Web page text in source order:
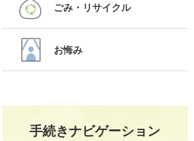
ごみ・リサイクル
お悔み
手続きナビゲーション